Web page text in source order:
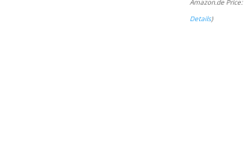
Amazon.de Price:
Details)